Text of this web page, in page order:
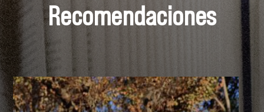
Recomendaciones